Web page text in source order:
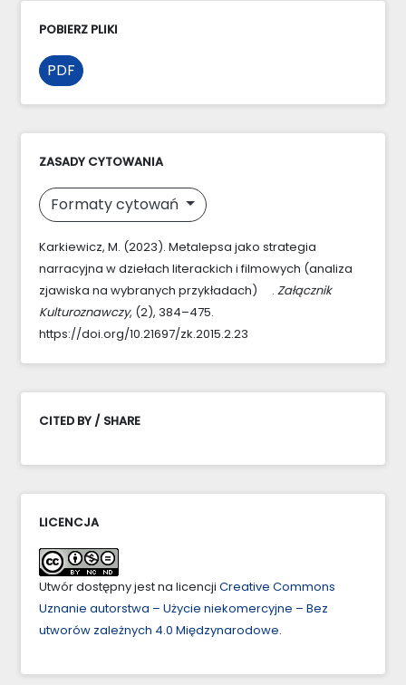
POBIERZ PLIKI
PDF
ZASADY CYTOWANIA
Formaty cytowań
Karkiewicz, M. (2023). Metalepsa jako strategia
narracyjna w dziełach literackich i filmowych (analiza
zjawiska na wybranych przykładach) . Załącznik
Kulturoznawczy, (2), 384–475.
https://doi.org/10.21697/zk.2015.2.23
CITED BY / SHARE
LICENCJA
Utwór dostępny jest na licencji Creative Commons
Uznanie autorstwa – Użycie niekomercyjne – Bez
utworów zależnych 4.0 Międzynarodowe.